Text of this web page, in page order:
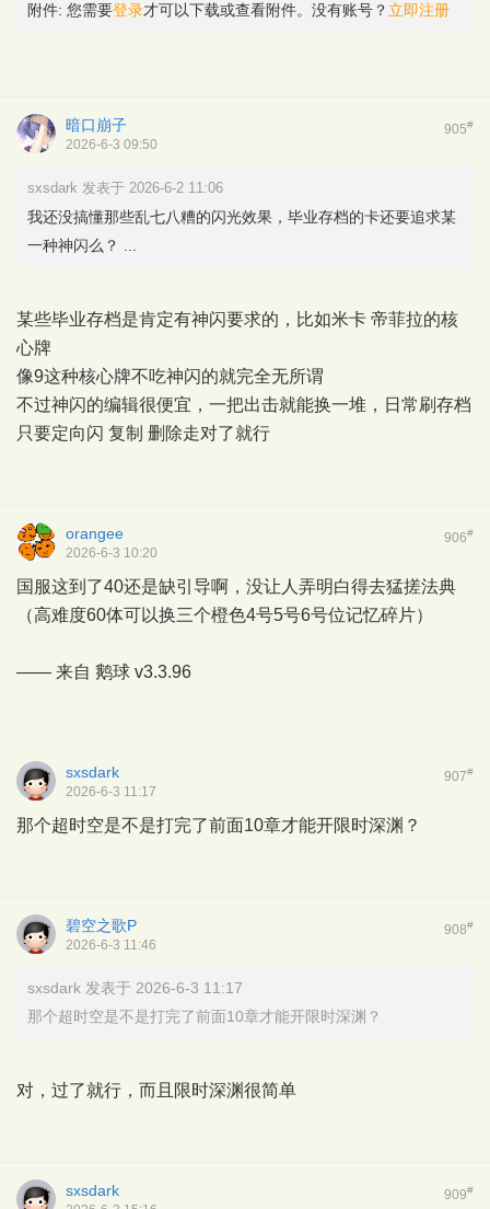
附件: 您需要登录才可以下载或查看附件。没有账号？ 立即注册
905#
暗口崩子
2026-6-3 09:50
sxsdark 发表于 2026-6-2 11:06
我还没搞懂那些乱七八糟的闪光效果，毕业存档的卡还要追求某
一种神闪么？ ...
某些毕业存档是肯定有神闪要求的，比如米卡 帝菲拉的核
心牌
像9这种核心牌不吃神闪的就完全无所谓
不过神闪的编辑很便宜，一把出击就能换一堆，日常刷存档
只要定向闪 复制 删除走对了就行
906#
orangee
2026-6-3 10:20
国服这到了40还是缺引导啊，没让人弄明白得去猛搓法典
（高难度60体可以换三个橙色4号5号6号位记忆碎片）
—— 来自 鹅球 v3.3.96
907#
sxsdark
2026-6-3 11:17
那个超时空是不是打完了前面10章才能开限时深渊？
908#
碧空之歌P
2026-6-3 11:46
sxsdark 发表于 2026-6-3 11:17
那个超时空是不是打完了前面10章才能开限时深渊？
对，过了就行，而且限时深渊很简单
909#
sxsdark